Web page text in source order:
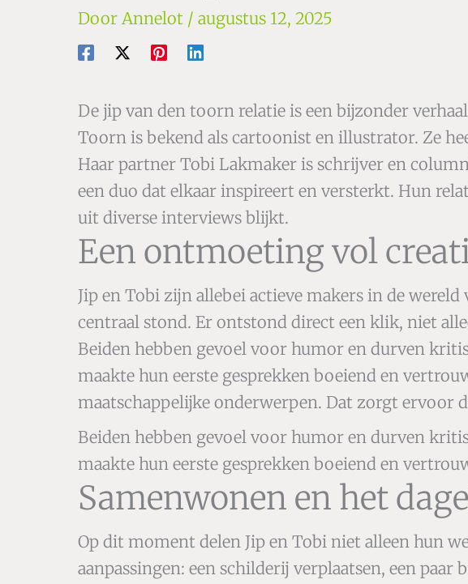
Door Annelot / augustus 12, 2025
De jip van den toorn relatie is een bijzonder
Toorn is bekend als cartoonist en illustrator. Ze
Haar partner Tobi Lakmaker is schrijver en
een duo dat elkaar inspireert en versterkt. Hun
uit diverse interviews blijkt.
Een ontmoeting vol
Jip en Tobi zijn allebei actieve makers in de
centraal stond. Er ontstond direct een klik, niet
Beiden hebben gevoel voor humor en durven
maakte hun eerste gesprekken boeiend en
maatschappelijke onderwerpen. Dat zorgt ervoor
Beiden hebben gevoel voor humor en durven
maakte hun eerste gesprekken boeiend en
Samenwonen en het
Op dit moment delen Jip en Tobi niet alleen hun
aanpassingen: een schilderij verplaatsen, een